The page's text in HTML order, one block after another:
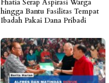
Fhatia Serap Aspirasi Warga
hingga Bantu Fasilitas Tempat
Ibadah Pakai Dana Pribadi